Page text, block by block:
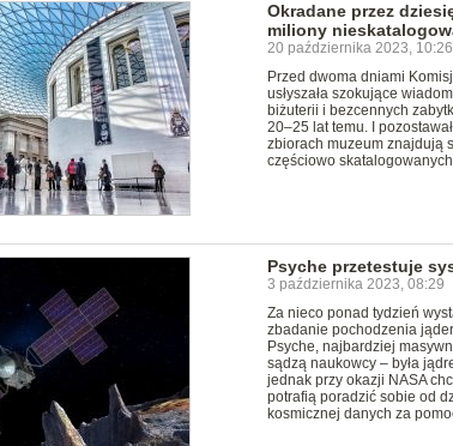
Okradane przez
miliony
20 października 2023, 10:26
Przed dwoma dniami
usłyszała szokujące
biżuterii i bezcennych
20–25 lat temu. I
zbiorach muzeum znajdują
częściowo
Psyche przetestuje
3 października 2023, 08:29
Za nieco ponad tydzień
zbadanie pochodzenia
Psyche, najbardziej
sądzą naukowcy – była
jednak przy okazji NASA
potrafią poradzić sobie od
kosmicznej danych za